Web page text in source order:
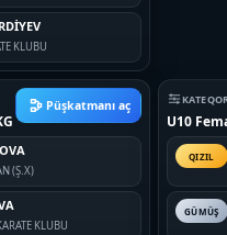
KLUBU
Püşkatmanı aç
(Ş.X)
KLUBU
U10
QIZIL
GÜMÜŞ